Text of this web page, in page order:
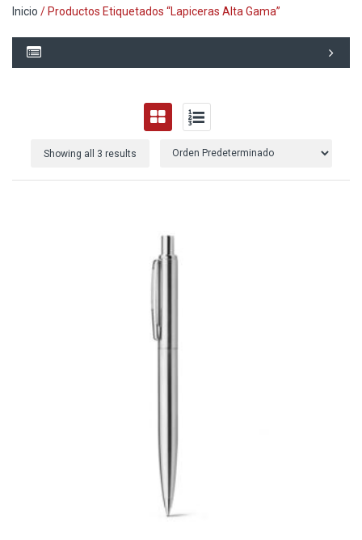
Inicio / Productos Etiquetados “Lapiceras Alta Gama”
Showing all 3 results